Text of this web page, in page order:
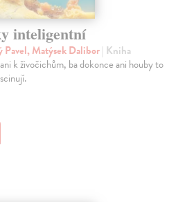
inteligentní
Pavel, Matýsek Dalibor| Kniha
k živočichům, ba dokonce ani houby to